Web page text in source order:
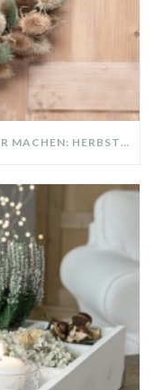
KRANZ AUS WILDEN KARDE SELBER MACHEN: HERBSTDEKO GANZ EINFACH